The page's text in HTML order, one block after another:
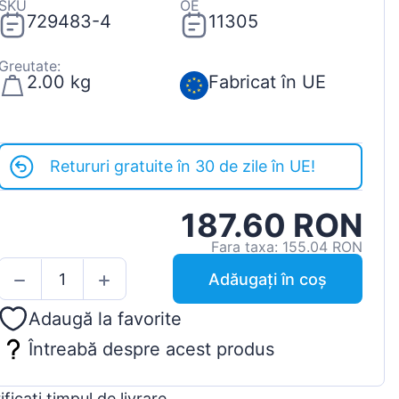
729483-4
OE
11305
2.00 kg Fabricat în UE
Retururi gratuite în 30 de zile în UE!
187.60 RON
Fara taxa: 155.04 RON
Adăugați în coș
Adaugă la favorite
Întreabă despre acest produs